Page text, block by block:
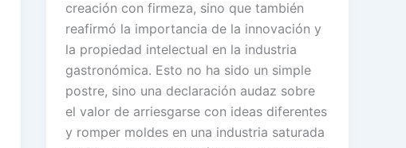
creación con firmeza, sino que también
reafirmó la importancia de la innovación y
la propiedad intelectual en la industria
gastronómica. Esto no ha sido un simple
postre, sino una declaración audaz sobre
el valor de arriesgarse con ideas diferentes
y romper moldes en una industria saturada